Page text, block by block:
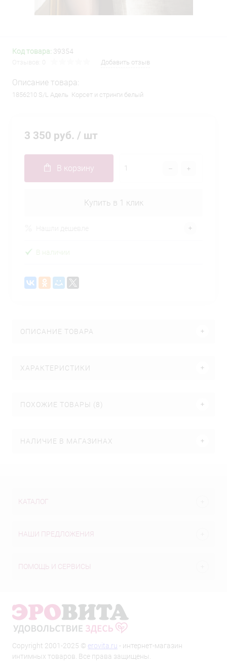
Код товара: 39354
Добавить отзыв
Описание товара:
1856210 S/L Адель Корсет и стринги белый
3 350 руб. / шт
В корзину
Купить в 1 клик
В наличии
ОПИСАНИЕ ТОВАРА
ХАРАКТЕРИСТИКИ
ПОХОЖИЕ ТОВАРЫ (8)
НАЛИЧИЕ В МАГАЗИНАХ
КАТАЛОГ
НАШИ ПРЕДЛОЖЕНИЯ
ПОМОЩЬ И СЕРВИСЫ
Copyright 2001-2025 © erovita.ru - интернет-магазин
интимных товаров. Все права защищены.